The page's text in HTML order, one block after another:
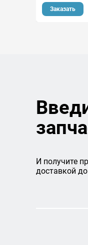
Заказать
И получите
доставкой